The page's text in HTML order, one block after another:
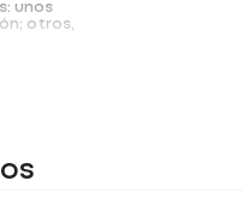
unos
otros,
tampón